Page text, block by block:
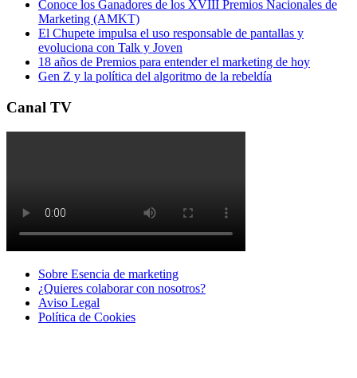
Conoce los Ganadores de los XVIII Premios Nacionales de
Marketing (AMKT)
El Chupete impulsa el uso responsable de pantallas y
evoluciona con Talk y Joven
18 años de Premios para entender el marketing de hoy
Gen Z y la política del algoritmo de la rebeldía
Canal TV
Sobre Esencia de marketing
¿Quieres colaborar con nosotros?
Aviso Legal
Polí­tica de Cookies